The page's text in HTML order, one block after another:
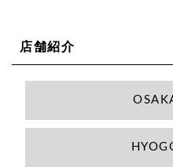
店舗紹介
Lee大阪店
大阪府大阪